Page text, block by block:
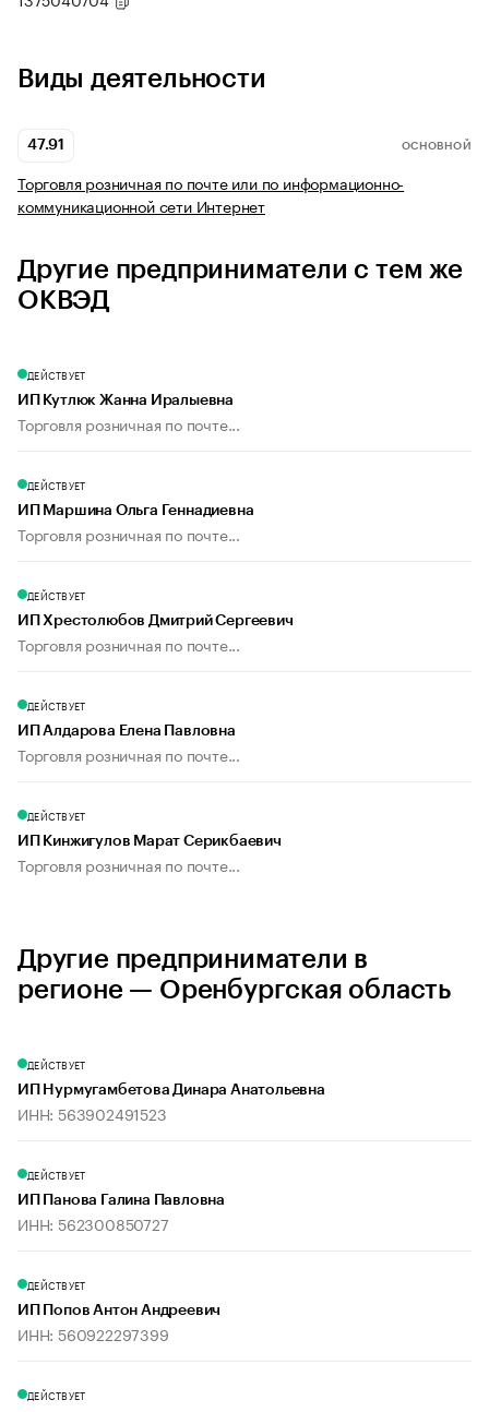
Виды деятельности
47.91 ОСНОВНОЙ
Торговля розничная по почте или по информационно-
коммуникационной сети Интернет
Другие предприниматели с тем же
ОКВЭД
ДЕЙСТВУЕТ
ИП Кутлюк Жанна Иралыевна
Торговля розничная по почте...
ДЕЙСТВУЕТ
ИП Маршина Ольга Геннадиевна
Торговля розничная по почте...
ДЕЙСТВУЕТ
ИП Хрестолюбов Дмитрий Сергеевич
Торговля розничная по почте...
ДЕЙСТВУЕТ
ИП Алдарова Елена Павловна
Торговля розничная по почте...
ДЕЙСТВУЕТ
ИП Кинжигулов Марат Серикбаевич
Торговля розничная по почте...
Другие предприниматели в
регионе — Оренбургская область
ДЕЙСТВУЕТ
ИП Нурмугамбетова Динара Анатольевна
ИНН: 563902491523
ДЕЙСТВУЕТ
ИП Панова Галина Павловна
ИНН: 562300850727
ДЕЙСТВУЕТ
ИП Попов Антон Андреевич
ИНН: 560922297399
ДЕЙСТВУЕТ